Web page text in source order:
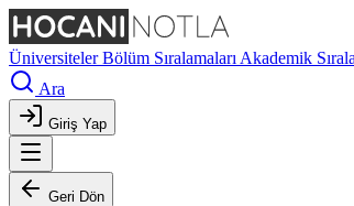
ÜniversitelerBölüm Sıralamaları Akademik
Ara
Giriş Yap
Geri Dön